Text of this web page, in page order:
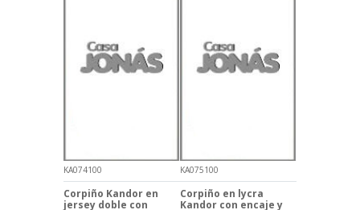
KA074100
Corpiño Kandor en
jersey doble con
KA075100
Corpiño en lycra
Kandor con encaje y